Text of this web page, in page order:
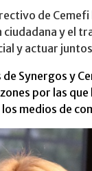
de
y el
y actuar
Synergos y
por las
medios de